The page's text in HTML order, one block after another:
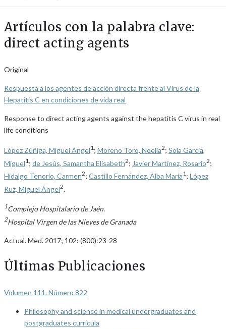
Artículos con la palabra clave:
direct acting agents
Original
Respuesta a los agentes de acción directa frente al Virus de la
Hepatitis C en condiciones de vida real
Response to direct acting agents against the hepatitis C virus in real
life conditions
López Zúñiga, Miguel Ángel1 ; Moreno Toro, Noelia2; Sola García,
Miguel1 ; de Jesús, Samantha Elisabeth2; Javier Martínez, Rosario2;
Hidalgo Tenorio, Carmen2; Castillo Fernández, Alba María1 ; López
Ruz, Miguel Ángel2.
1Complejo Hospitalario de Jaén.
2Hospital Virgen de las Nieves de Granada
Actual. Med. 2017; 102: (800):23-28
Últimas Publicaciones
Volumen 111. Número 822
Philosophy and science in medical undergraduates and
postgraduates curricula